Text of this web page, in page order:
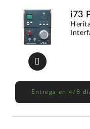
i73
Entrega en 4/8